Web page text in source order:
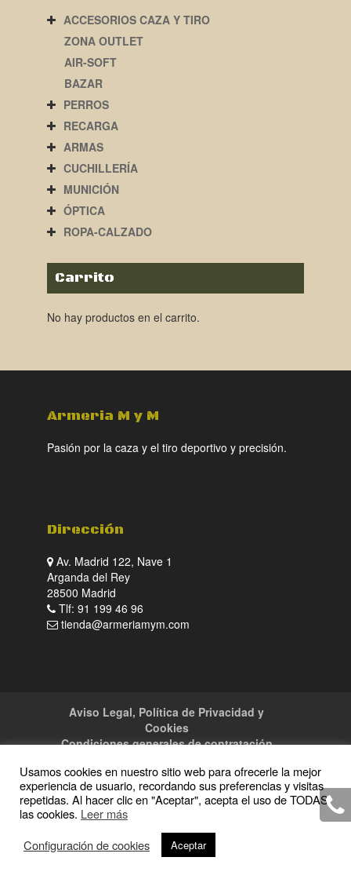
ACCESORIOS CAZA Y TIRO
ZONA OUTLET
AIR-SOFT
BAZAR
PERROS
RECARGA
ARMAS
CUCHILLERÍA
MUNICIÓN
ÓPTICA
ROPA-CALZADO
Carrito
No hay productos en el carrito.
Armeria M y M
Pasión por la caza y el tiro deportivo y precisión.
Dirección
Av. Madrid 122, Nave 1
Arganda del Rey
28500 Madrid
Tlf: 91 199 46 96
tienda@armeriamym.com
Aviso Legal, Política de Privacidad y
Cookies
Condiciones generales de contratación
Copyright · 2016 Armeria M y M · Todos los
derechos reservados
Usamos cookies en nuestro sitio web para ofrecerle la mejor
experiencia de usuario, recordando sus preferencias y visitas
repetidas. Al hacer clic en "Aceptar", acepta el uso de TODAS
las cookies. Leer más
Configuración de cookies
Aceptar